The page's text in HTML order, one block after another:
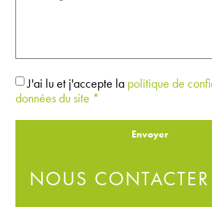
J'ai lu et j'accepte la politique de
données du site *
Envoyer
NOUS CONTACTER